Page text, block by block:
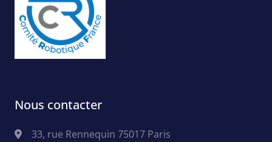
Nous contacter
33, rue Rennequin 75017 Paris